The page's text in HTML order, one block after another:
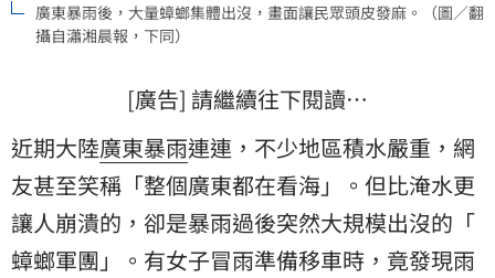
廣東暴雨後，大量蟑螂集體出沒，畫面讓民眾頭皮發麻。（圖／翻
攝自瀟湘晨報，下同）
[廣告] 請繼續往下閱讀…
近期大陸廣東暴雨連連，不少地區積水嚴重，網
友甚至笑稱「整個廣東都在看海」。但比淹水更
讓人崩潰的，卻是暴雨過後突然大規模出沒的「
蟑螂軍團」。有女子冒雨準備移車時，竟發現雨